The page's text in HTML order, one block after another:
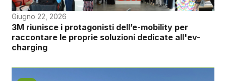
Giugno 22, 2026
3M riunisce i protagonisti dell’e-mobility per
raccontare le proprie soluzioni dedicate all'ev-
charging